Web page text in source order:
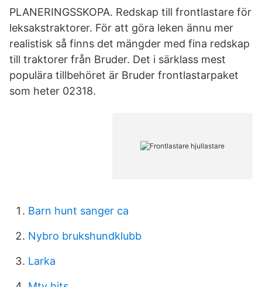
PLANERINGSSKOPA. Redskap till frontlastare för
leksakstraktorer. För att göra leken ännu mer
realistisk så finns det mängder med fina redskap
till traktorer från Bruder. Det i särklass mest
populära tillbehöret är Bruder frontlastarpaket
som heter 02318.
Barn hunt sanger ca
Nybro brukshundklubb
Larka